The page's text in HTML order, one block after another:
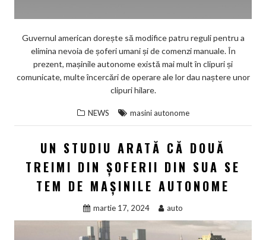
Guvernul american dorește să modifice patru reguli pentru a
elimina nevoia de șoferi umani și de comenzi manuale. În
prezent, mașinile autonome există mai mult în clipuri și
comunicate, multe încercări de operare ale lor dau naștere unor
clipuri hilare.
NEWS masini autonome
UN STUDIU ARATĂ CĂ DOUĂ
TREIMI DIN ȘOFERII DIN SUA SE
TEM DE MAȘINILE AUTONOME
martie 17, 2024 auto